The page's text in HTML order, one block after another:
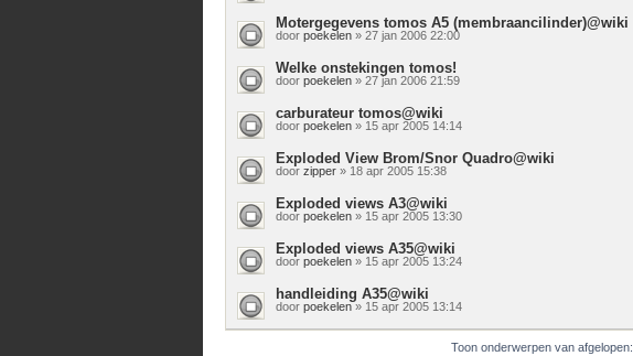
Motergegevens tomos A5 (membraancilinder)@wiki
door poekelen» 27 jan 2006 22:00
Welke onstekingen tomos!
door poekelen» 27 jan 2006 21:59
carburateur tomos@wiki
door poekelen» 15 apr 2005 14:14
Exploded View Brom/Snor Quadro@wiki
door zipper» 18 apr 2005 15:38
Exploded views A3@wiki
door poekelen» 15 apr 2005 13:30
Exploded views A35@wiki
door poekelen» 15 apr 2005 13:24
handleiding A35@wiki
door poekelen» 15 apr 2005 13:14
Toon onderwerpen van afgelopen: